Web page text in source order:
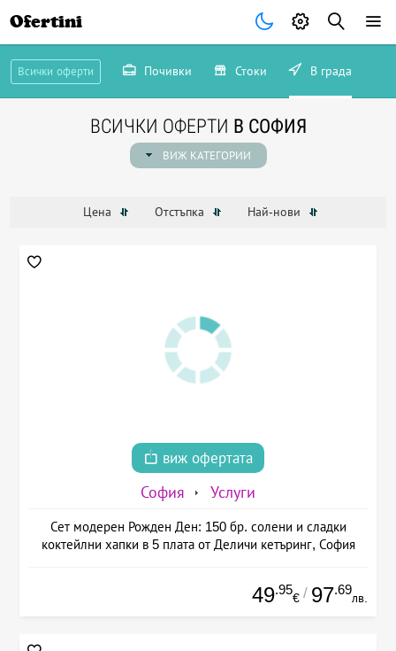
Ofertini
Всички оферти Почивки Стоки В града
ВСИЧКИ ОФЕРТИ В СОФИЯ
ВИЖ КАТЕГОРИИ
Цена Отстъпка Най-нови
виж офертата
София Услуги
Сет модерен Рожден Ден: 150 бр. солени и сладки
коктейлни хапки в 5 плата от Деличи кетъринг, София
49.95
€ / 97.69
лв.